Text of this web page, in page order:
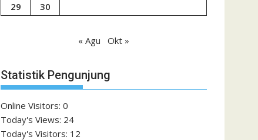
29
30
« Agu Okt »
Statistik Pengunjung
Online Visitors: 0
Today's Views: 24
Today's Visitors: 12